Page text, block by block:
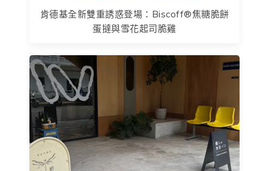
肯德基全新雙重誘惑登場：Biscoff®焦糖脆餅
蛋撻與雪花起司脆雞